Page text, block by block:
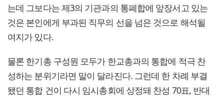
는데 그보다는 제3의 기관과의 통폐합에 앞장서고 있는
것은 본인에게 부과된 직무의 선을 넘은 것으로 해석될
여지가 있다.
물론 한기총 구성원 모두가 한교총과의 통합에 적극 찬
성하는 분위기라면 말이 달라진다. 그런데 한 차례 부결
됐던 통합 건이 다시 임시총회에 상정돼 찬성 70표, 반대